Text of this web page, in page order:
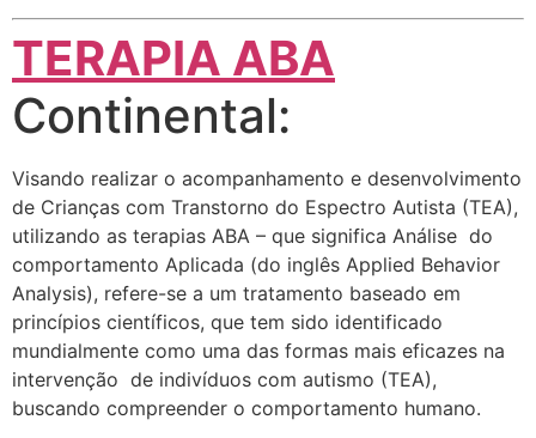
TERAPIA ABA
Continental:
Visando realizar o acompanhamento e desenvolvimento
de Crianças com Transtorno do Espectro Autista (TEA),
utilizando as terapias ABA – que significa Análise do
comportamento Aplicada (do inglês Applied Behavior
Analysis), refere-se a um tratamento baseado em
princípios científicos, que tem sido identificado
mundialmente como uma das formas mais eficazes na
intervenção de indivíduos com autismo (TEA),
buscando compreender o comportamento humano.